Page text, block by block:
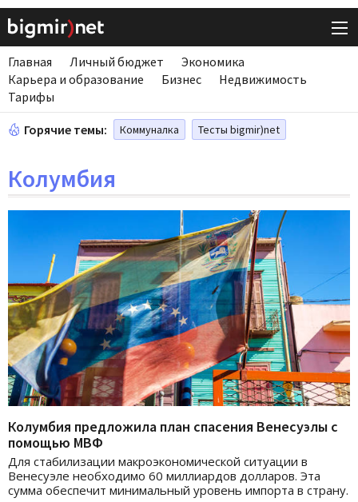
Главная Личный бюджет
Экономика
Карьера и образование
Бизнес
Недвижимость
Тарифы
Горячие темы: Коммуналка Тесты bigmir)net
Колумбия
Колумбия предложила план спасения Венесуэлы с
помощью МВФ
Для стабилизации макроэкономической ситуации в
Венесуэле необходимо 60 миллиардов долларов. Эта
сумма обеспечит минимальный уровень импорта в страну.